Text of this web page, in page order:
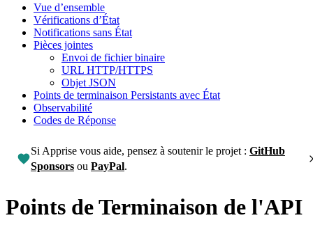
Vue d’ensemble
Vérifications d’État
Notifications sans État
Pièces jointes
Envoi de fichier binaire
URL HTTP/HTTPS
Objet JSON
Points de terminaison Persistants avec État
Observabilité
Codes de Réponse
Si Apprise vous aide, pensez à soutenir le projet : GitHub
Sponsors ou PayPal.
Points de Terminaison de l'API